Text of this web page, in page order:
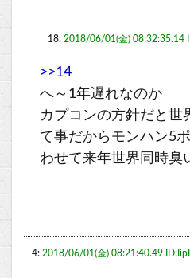
18: 2018/06/01(金) 08:32:35.14
>>14
へ～1年遅れなのか
カプコンの方針だと世
て事だからモンハン5
わせて来年世界同時臭
4: 2018/06/01(金) 08:21:40.49